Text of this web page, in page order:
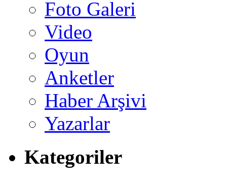
Foto Galeri
Video
Oyun
Anketler
Haber Arşivi
Yazarlar
Kategoriler